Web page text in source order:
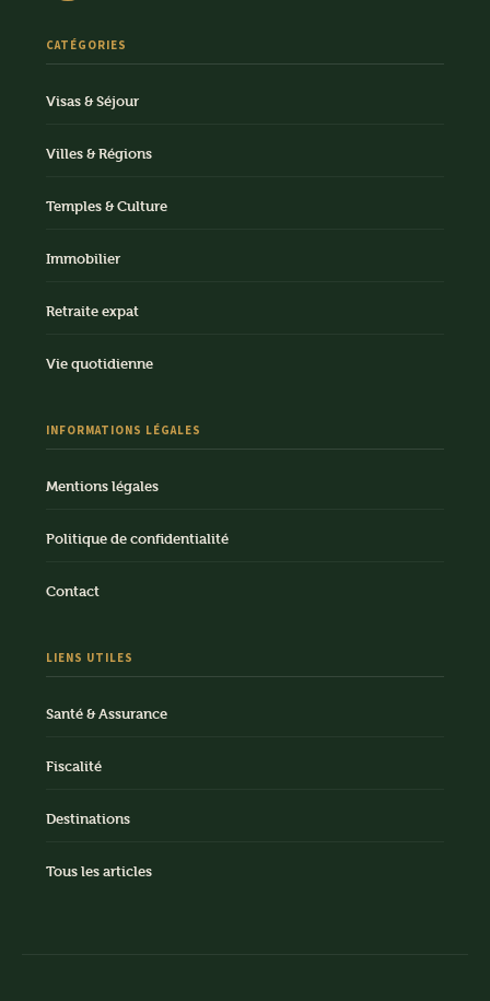
CATÉGORIES
Visas & Séjour
Villes & Régions
Temples & Culture
Immobilier
Retraite expat
Vie quotidienne
INFORMATIONS LÉGALES
Mentions légales
Politique de confidentialité
Contact
LIENS UTILES
Santé & Assurance
Fiscalité
Destinations
Tous les articles